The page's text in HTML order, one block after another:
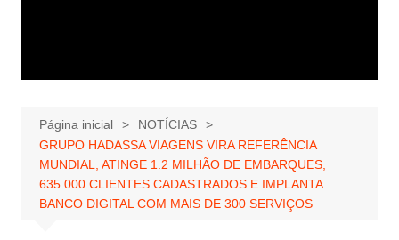
Página inicial
NOTÍCIAS
GRUPO HADASSA VIAGENS VIRA REFERÊNCIA
MUNDIAL, ATINGE 1.2 MILHÃO DE EMBARQUES,
635.000 CLIENTES CADASTRADOS E IMPLANTA
BANCO DIGITAL COM MAIS DE 300 SERVIÇOS